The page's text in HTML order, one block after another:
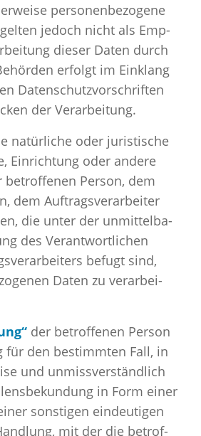
per­so­nen­be­zo­ge­ne
je­doch nicht als Emp­
die­ser Daten durch
er­folgt im Ein­klang
Da­ten­schutz­vor­schrif­ten
der Ver­ar­bei­tung.
na­tür­li­che oder ju­ris­ti­sche
Ein­rich­tung oder an­de­re
be­trof­fe­nen Per­son, dem
dem Auf­trags­ver­ar­bei­ter
die unter der un­mit­tel­ba­
des Ver­ant­wort­li­chen
be­fugt sind,
Daten zu ver­ar­bei­
der be­trof­fe­nen Per­son
für den be­stimm­ten Fall, in
und un­miss­ver­ständ­lich
in Form einer
sons­ti­gen ein­deu­ti­gen
mit der die be­trof­